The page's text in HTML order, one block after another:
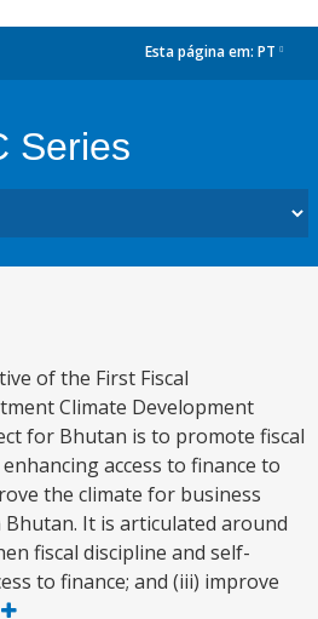
Esta página em: PT
Series
of the First Fiscal
Climate Development
for Bhutan is to promote fiscal
access to finance to
the climate for business
It is articulated around
fiscal discipline and self-
to finance; and (iii) improve